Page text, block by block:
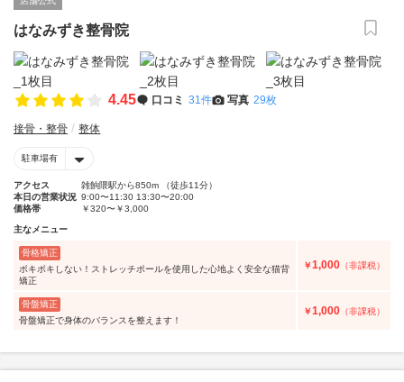
はなみずき整骨院
4.45 口コミ 31件 写真 29枚
接骨・整骨 整体
駐車場有
アクセス
雑餉隈駅から850m （徒歩11分）
本日の営業状況 9:00〜11:30 13:30〜20:00
価格帯
￥320〜￥3,000
主なメニュー
骨格矯正
ボキボキしない！ストレッチポールを使用した心地よく安全な猫背
矯正
￥1,000 （非課税）
骨盤矯正
骨盤矯正で身体のバランスを整えます！
￥1,000 （非課税）